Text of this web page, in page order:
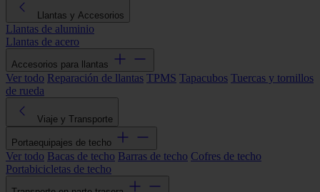
Llantas y Accesorios
Llantas de aluminio
Llantas de acero
Accesorios para llantas
Ver todo Reparación de llantas TPMS Tapacubos Tuercas y tornillos
de rueda
Viaje y Transporte
Portaequipajes de techo
Ver todo Bacas de techo Barras de techo Cofres de techo
Portabicicletas de techo